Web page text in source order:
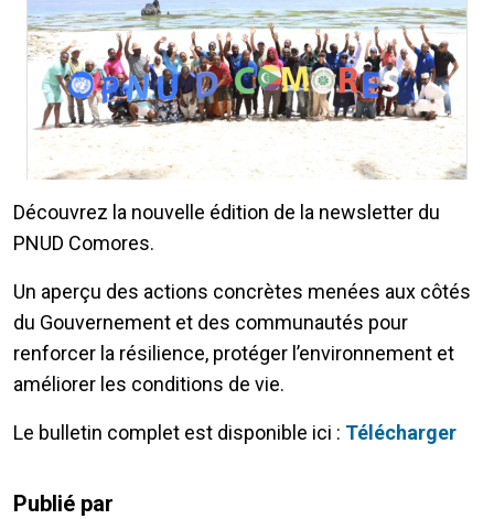
Découvrez la nouvelle édition de la newsletter du
PNUD Comores.
Un aperçu des actions concrètes menées aux côtés
du Gouvernement et des communautés pour
renforcer la résilience, protéger l’environnement et
améliorer les conditions de vie.
Le bulletin complet est disponible ici : Télécharger
Publié par